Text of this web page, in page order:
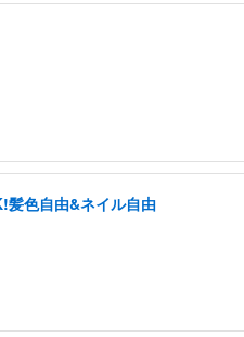
色自由&ネイル自由